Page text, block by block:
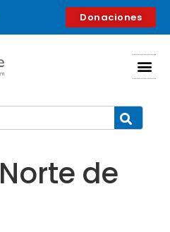
Donaciones
Norte de